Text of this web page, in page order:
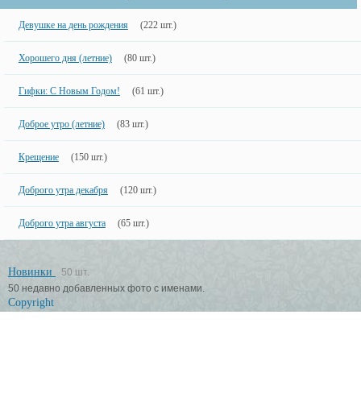
Девушке на день рождения (222 шт.)
Хорошего дня (летние) (80 шт.)
Гифки: С Новым Годом! (61 шт.)
Доброе утро (летние) (83 шт.)
Крещение (150 шт.)
Доброго утра декабря (120 шт.)
Доброго утра августа (65 шт.)
Новинки
50 шт.
50 недавно добавленных фото с именами.
Copyright